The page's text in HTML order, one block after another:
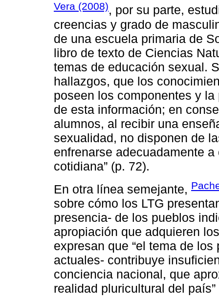
Vera (2008), por su parte,
creencias y grado de
de una escuela primaria de
libro de texto de Ciencias
temas de educación sexual.
hallazgos, que los
poseen los componentes y
de esta información; en
alumnos, al recibir una
sexualidad, no disponen de
enfrenarse adecuadamente
cotidiana” (p. 72).
En otra línea semejante,
sobre cómo los LTG
presencia- de los pueblos
apropiación que adquieren
expresan que “el tema de
actuales- contribuye
conciencia nacional, que
realidad pluricultural del